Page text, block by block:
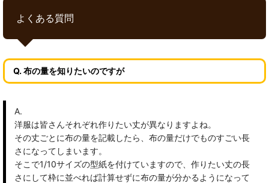
よくある質問
Q. 布の量を知りたいのですが
A.
洋服は皆さんそれぞれ作りたい丈が異なりますよね。
その丈ごとに布の量を記載したら、布の量だけでものすごい長
さになってしまいます。
そこで1/10サイズの型紙を付けていますので、作りたい丈の長
さにして枠に並べれば計算せずに布の量が分かるようになって